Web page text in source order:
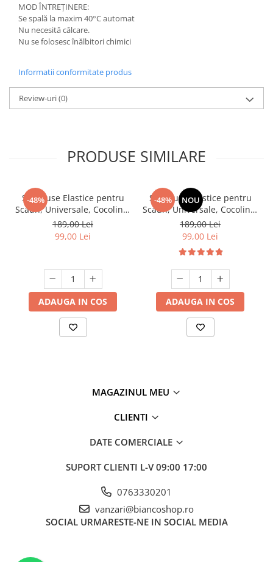
MOD ÎNTREŢINERE:
Se spală la maxim 40°C automat
Nu necesită călcare.
Nu se folosesc înălbitori chimici
Informatii conformitate produs
Review-uri(0)
PRODUSE SIMILARE
-48%
Set, Huse Elastice pentru
Scaun, Universale, Cocolino,
6 buc. Maro
189,00 Lei
99,00 Lei
ADAUGA IN COS
-48% NOU
Set, Huse Elastice pentru
Scaun, Universale, Cocolino,
6 buc, Cappuccino
189,00 Lei
99,00 Lei
ADAUGA IN COS
MAGAZINUL MEU
CLIENTI
DATE COMERCIALE
SUPORT CLIENTI L-V 09:00 17:00
0763330201
vanzari@biancoshop.ro
SOCIAL URMARESTE-NE IN SOCIAL MEDIA